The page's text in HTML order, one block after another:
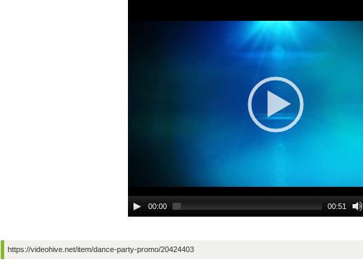
00:00 00:51
https://videohive.net/item/dance-party-promo/20424403